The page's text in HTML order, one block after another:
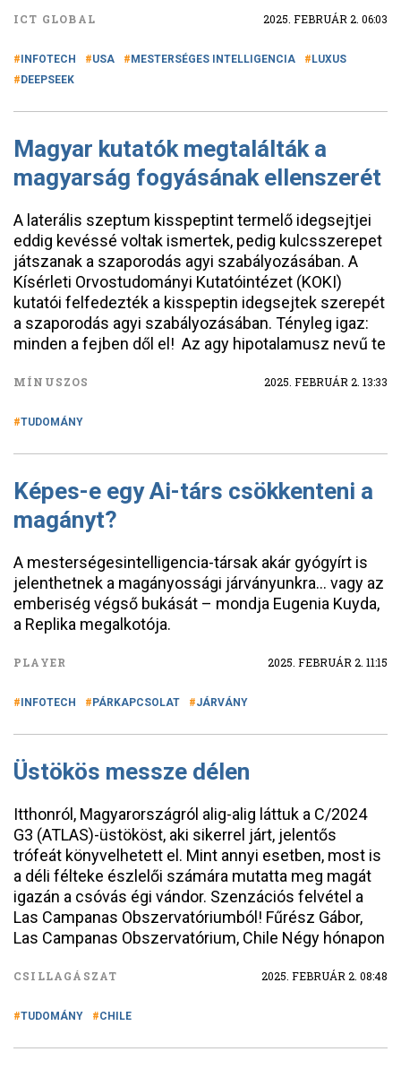
ICT GLOBAL 2025. FEBRUÁR 2. 06:03
INFOTECH USA MESTERSÉGES INTELLIGENCIA
LUXUS
DEEPSEEK
Magyar kutatók megtalálták a
magyarság fogyásának ellenszerét
A laterális szeptum kisspeptint termelő idegsejtjei
eddig kevéssé voltak ismertek, pedig kulcsszerepet
játszanak a szaporodás agyi szabályozásában. A
Kísérleti Orvostudományi Kutatóintézet (KOKI)
kutatói felfedezték a kisspeptin idegsejtek szerepét
a szaporodás agyi szabályozásában. Tényleg igaz:
minden a fejben dől el! Az agy hipotalamusz nevű te
MÍNUSZOS 2025. FEBRUÁR 2. 13:33
TUDOMÁNY
Képes-e egy Ai-társ csökkenteni a
magányt?
A mesterségesintelligencia-társak akár gyógyírt is
jelenthetnek a magányossági járványunkra… vagy az
emberiség végső bukását – mondja Eugenia Kuyda,
a Replika megalkotója.
PLAYER 2025. FEBRUÁR 2. 11:15
INFOTECH PÁRKAPCSOLAT JÁRVÁNY
Üstökös messze délen
Itthonról, Magyarországról alig-alig láttuk a C/2024
G3 (ATLAS)-üstököst, aki sikerrel járt, jelentős
trófeát könyvelhetett el. Mint annyi esetben, most is
a déli félteke észlelői számára mutatta meg magát
igazán a csóvás égi vándor. Szenzációs felvétel a
Las Campanas Obszervatóriumból! Fűrész Gábor,
Las Campanas Obszervatórium, Chile Négy hónapon
CSILLAGÁSZAT 2025. FEBRUÁR 2. 08:48
TUDOMÁNY CHILE